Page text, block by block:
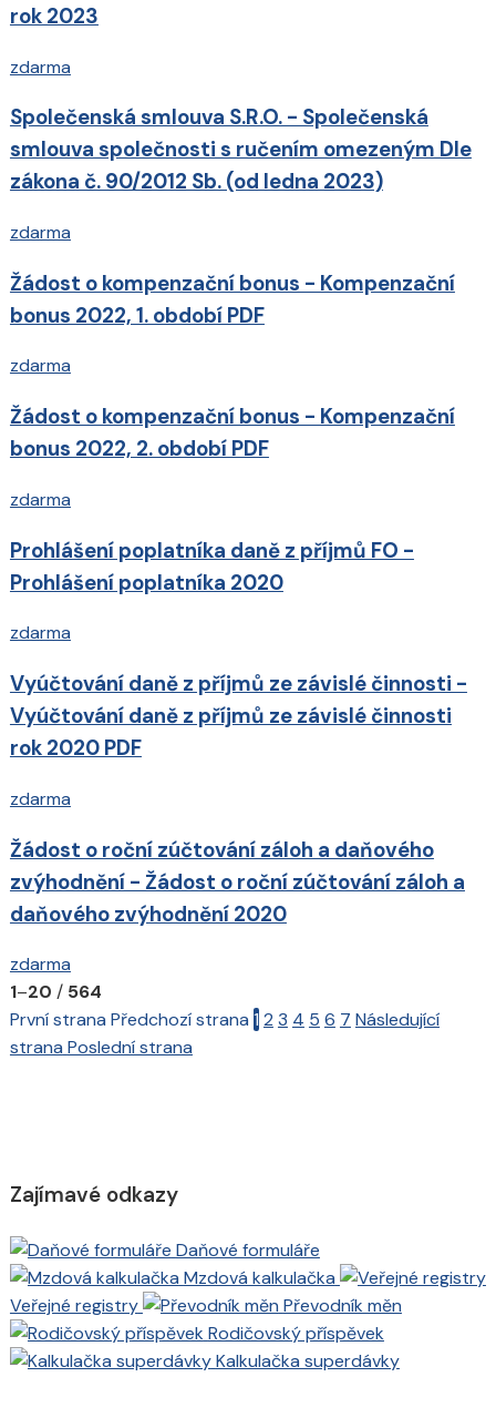
rok 2023
zdarma
Společenská smlouva S.R.O. - Společenská
smlouva společnosti s ručením omezeným Dle
zákona č. 90/2012 Sb. (od ledna 2023)
zdarma
Žádost o kompenzační bonus - Kompenzační
bonus 2022, 1. období PDF
zdarma
Žádost o kompenzační bonus - Kompenzační
bonus 2022, 2. období PDF
zdarma
Prohlášení poplatníka daně z příjmů FO -
Prohlášení poplatníka 2020
zdarma
Vyúčtování daně z příjmů ze závislé činnosti -
Vyúčtování daně z příjmů ze závislé činnosti
rok 2020 PDF
zdarma
Žádost o roční zúčtování záloh a daňového
zvýhodnění - Žádost o roční zúčtování záloh a
daňového zvýhodnění 2020
zdarma
1–20 / 564
První strana Předchozí strana 1 2 3 4 5 6 7 Následující
strana Poslední strana
Zajímavé odkazy
Daňové formuláře
Mzdová kalkulačka
Veřejné registry
Převodník měn
Rodičovský příspěvek
Kalkulačka superdávky